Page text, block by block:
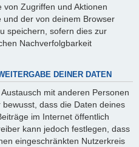
Zugriffen und Aktionen
der von deinem Browser
speichern, sofern dies zur
Nachverfolgbarkeit
DEINER DATEN
mit anderen Personen
dass die Daten deines
im Internet öffentlich
kann jedoch festlegen, dass
eingeschränkten Nutzerkreis